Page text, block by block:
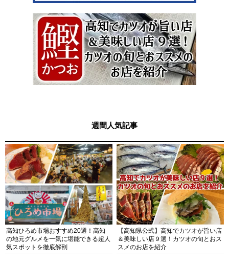
週間人気記事
高知ひろめ市場おすすめ20選！高知
の地元グルメを一気に堪能できる超人
気スポットを徹底解剖
【高知県公式】高知でカツオが旨い店
＆美味しい店９選！カツオの旬とおス
スメのお店を紹介